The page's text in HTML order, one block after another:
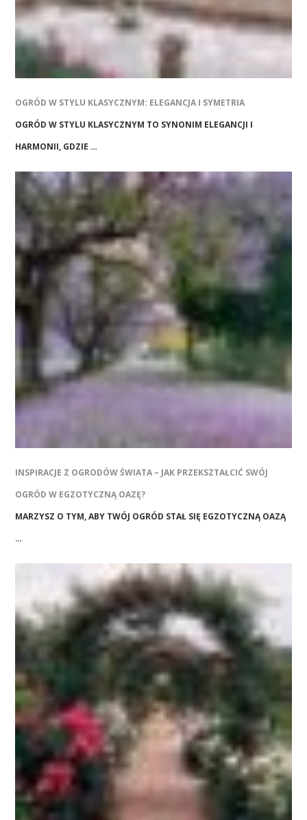
OGRÓD W STYLU KLASYCZNYM: ELEGANCJA I SYMETRIA
OGRÓD W STYLU KLASYCZNYM TO SYNONIM ELEGANCJI I
HARMONII, GDZIE …
INSPIRACJE Z OGRODÓW ŚWIATA – JAK PRZEKSZTAŁCIĆ SWÓJ
OGRÓD W EGZOTYCZNĄ OAZĘ?
MARZYSZ O TYM, ABY TWÓJ OGRÓD STAŁ SIĘ EGZOTYCZNĄ OAZĄ
…